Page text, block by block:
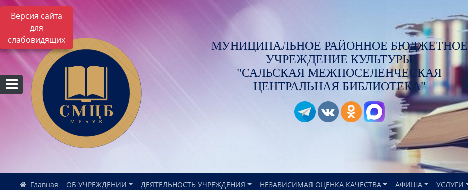
Версия сайта
для
слабовидящих
МУНИЦИПАЛЬНОЕ РАЙОННОЕ БЮДЖЕТНОЕ
УЧРЕЖДЕНИЕ КУЛЬТУРЫ
"САЛЬСКАЯ МЕЖПОСЕЛЕНЧЕСКАЯ
ЦЕНТРАЛЬНАЯ БИБЛИОТЕКА"
ОБ УЧРЕЖДЕНИИ ДЕЯТЕЛЬНОСТЬ УЧРЕЖДЕНИЯ НЕЗАВИСИМАЯ ОЦЕНКА КАЧЕСТВА АФИША УСЛУГИ